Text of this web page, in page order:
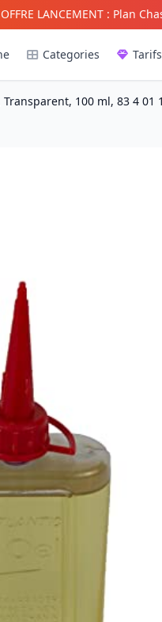
OFFRE LANCEMENT : Plan
Categories Tarifs
100 ml, 83 4 01